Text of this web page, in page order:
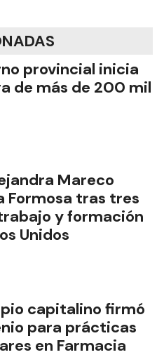
provincial inicia
de más de 200 mil
Mareco
Formosa tras tres
y formación
Unidos
capitalino firmó
para prácticas
en Farmacia